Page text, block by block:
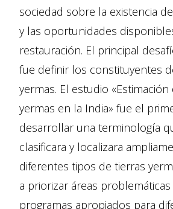
sociedad sobre la existencia
y las oportunidades
restauración. El principal
fue definir los constituyentes
yermas. El estudio
yermas en la India» fue el
desarrollar una terminología
clasificara y localizara
diferentes tipos de tierras
a priorizar áreas
programas apropiados para